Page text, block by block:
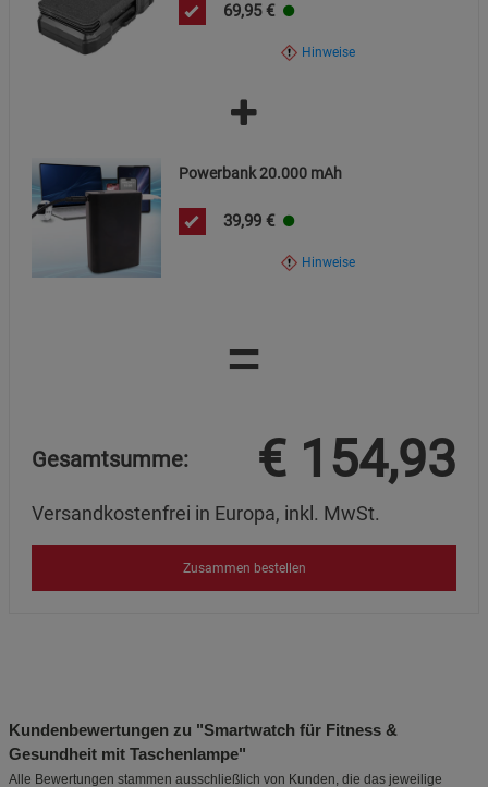
69,95 €
Hinweise
Powerbank 20.000 mAh
39,99 €
Hinweise
=
Gesamtsumme: € 154,93
Versandkostenfrei in Europa, inkl. MwSt.
Zusammen bestellen
Kundenbewertungen zu "Smartwatch für Fitness &
Gesundheit mit Taschenlampe"
Alle Bewertungen stammen ausschließlich von Kunden, die das jeweilige